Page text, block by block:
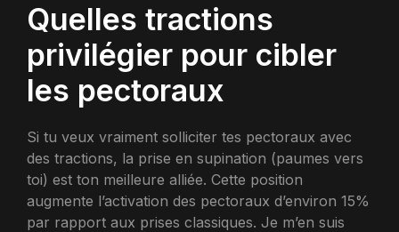
Quelles tractions
privilégier pour cibler
les pectoraux
Si tu veux vraiment solliciter tes pectoraux avec
des tractions, la prise en supination (paumes vers
toi) est ton meilleure alliée. Cette position
augmente l’activation des pectoraux d’environ 15%
par rapport aux prises classiques. Je m’en suis